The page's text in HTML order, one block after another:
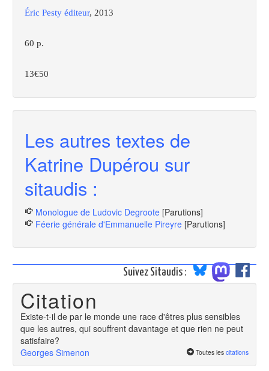
Éric Pesty éditeur, 2013
60 p.
13€50
Les autres textes de
Katrine Dupérou sur
sitaudis :
Monologue de Ludovic Degroote [Parutions]
Féerie générale d'Emmanuelle Pireyre [Parutions]
Suivez Sitaudis :
Citation
Existe-t-il de par le monde une race d'êtres plus sensibles
que les autres, qui souffrent davantage et que rien ne peut
satisfaire?
Georges Simenon
Toutes les citations